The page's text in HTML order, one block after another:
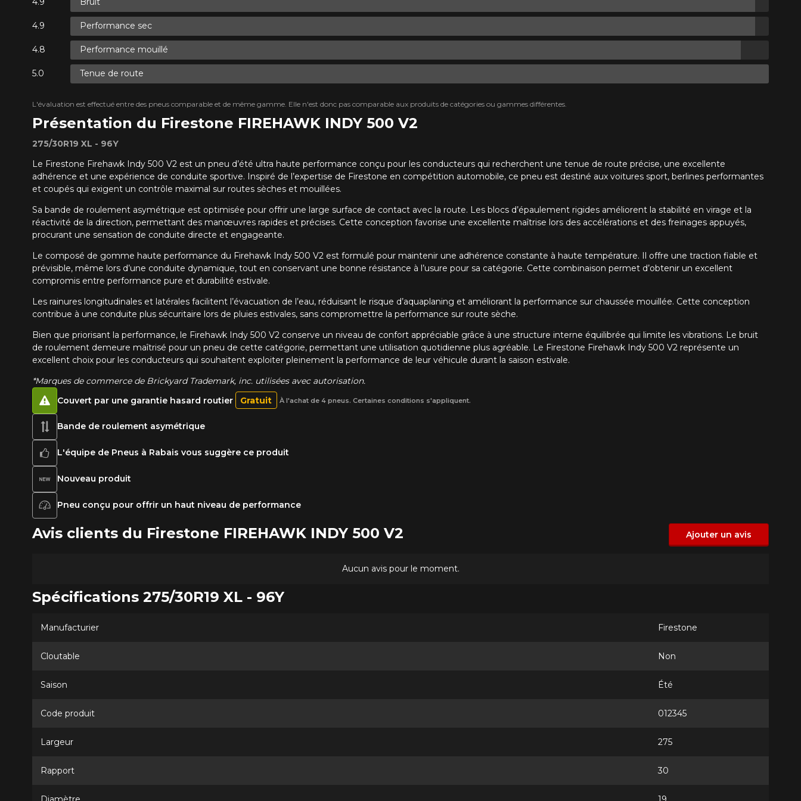
Présentation du Firestone FIREHAWK INDY 500 V2
275/30R19 XL - 96Y
Le Firestone Firehawk Indy 500 V2 est un pneu d’été ultra haute performance conçu pour les conducteurs qui recherchent une tenue de route précise, une excellente
adhérence et une expérience de conduite sportive. Inspiré de l’expertise de Firestone en compétition automobile, ce pneu est destiné aux voitures sport, berlines performantes
et coupés qui exigent un contrôle maximal sur routes sèches et mouillées.
Sa bande de roulement asymétrique est optimisée pour offrir une large surface de contact avec la route. Les blocs d’épaulement rigides améliorent la stabilité en virage et la
réactivité de la direction, permettant des manœuvres rapides et précises. Cette conception favorise une excellente maîtrise lors des accélérations et des freinages appuyés,
procurant une sensation de conduite directe et engageante.
Le composé de gomme haute performance du Firehawk Indy 500 V2 est formulé pour maintenir une adhérence constante à haute température. Il offre une traction fiable et
prévisible, même lors d’une conduite dynamique, tout en conservant une bonne résistance à l’usure pour sa catégorie. Cette combinaison permet d’obtenir un excellent
compromis entre performance pure et durabilité estivale.
Les rainures longitudinales et latérales facilitent l’évacuation de l’eau, réduisant le risque d’aquaplaning et améliorant la performance sur chaussée mouillée. Cette conception
contribue à une conduite plus sécuritaire lors de pluies estivales, sans compromettre la performance sur route sèche.
Bien que priorisant la performance, le Firehawk Indy 500 V2 conserve un niveau de confort appréciable grâce à une structure interne équilibrée qui limite les vibrations. Le bruit
de roulement demeure maîtrisé pour un pneu de cette catégorie, permettant une utilisation quotidienne plus agréable. Le Firestone Firehawk Indy 500 V2 représente un
excellent choix pour les conducteurs qui souhaitent exploiter pleinement la performance de leur véhicule durant la saison estivale.
*Marques de commerce de Brickyard Trademark, inc. utilisées avec autorisation.
Performance sec
Performance mouillé
Tenue de route
L'évaluation est effectué entre des pneus comparable et de même gamme. Elle n'est donc pas comparable aux produits de catégories ou gammes différentes.
Bande de roulement asymétrique
L'équipe de Pneus à Rabais vous suggère ce produit
Nouveau produit
Pneu conçu pour offrir un haut niveau de performance
Couvert par une garantie hasard routier Gratuit À l'achat de 4 pneus. Certaines conditions s'appliquent.
Avis clients du Firestone FIREHAWK INDY 500 V2 Ajouter un avis
Aucun avis pour le moment.
Spécifications 275/30R19 XL - 96Y
Manufacturier Firestone
Cloutable Non
Saison Été
Code produit 012345
Largeur 275
Rapport 30